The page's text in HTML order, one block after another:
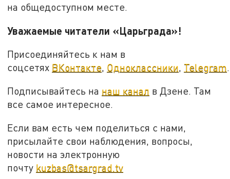
на общедоступном месте.
Уважаемые читатели «Царьграда»!
Присоединяйтесь к нам в
соцсетях ВКонтакте, Одноклассники, Telegram.
Подписывайтесь на наш канал в Дзене. Там
все самое интересное.
Если вам есть чем поделиться с нами,
присылайте свои наблюдения, вопросы,
новости на электронную
почту kuzbas@tsargrad.tv